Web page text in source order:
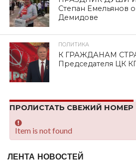
Степан Емельянов
Демидове
ПОЛИТИКА
К ГРАЖДАНАМ
Председателя ЦК
ПРОЛИСТАТЬ СВЕЖИЙ НОМЕР
Item is not found
ЛЕНТА НОВОСТЕЙ